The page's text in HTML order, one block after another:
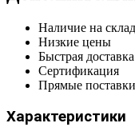
Наличие на
Низкие цены
Быстрая доставка
Сертификация
Прямые поставки
Характеристики